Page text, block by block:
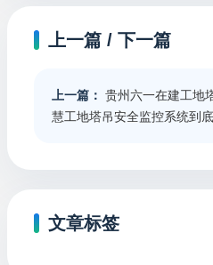
上一篇 / 下一篇
上一篇： 贵州六一在建工地
慧工地塔吊安全监控系统到
文章标签